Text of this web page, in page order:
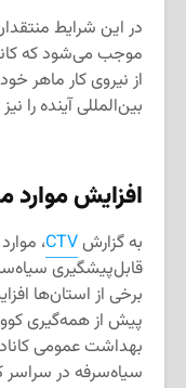
در این شرایط
موجب می‌شود که
از نیروی کار ماهر
بین‌المللی آینده را
افزایش موارد
به گزارشCTV،
قابل‌پیشگیری
برخی از استان‌ها
بهداشت عمومی
سیاه‌سرفه در سراسر